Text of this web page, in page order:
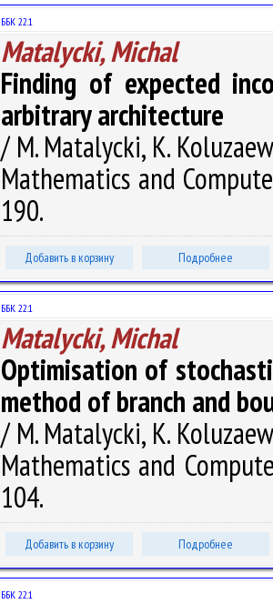
ББК 22.1
Matalycki, Michal
Finding of expected
arbitrary architecture
/ M. Matalycki, K.
Mathematics and
190.
Добавить в корзину Подробнее
ББК 22.1
Matalycki, Michal
Optimisation of
method of branch and
/ M. Matalycki, K.
Mathematics and
104.
Добавить в корзину Подробнее
ББК 22.1